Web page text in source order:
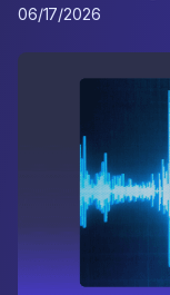
06/17/2026